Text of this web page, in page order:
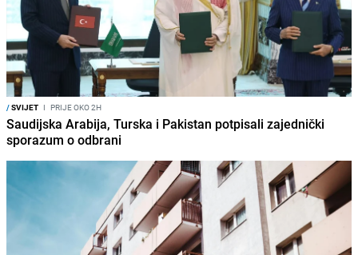
/SVIJET I PRIJE OKO 2H
Saudijska Arabija, Turska i Pakistan potpisali zajednički
sporazum o odbrani